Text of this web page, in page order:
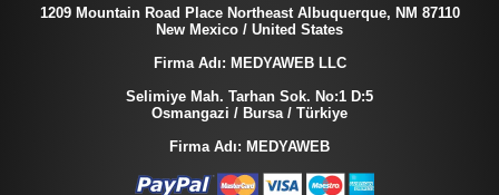
1209 Mountain Road Place Northeast Albuquerque, NM 87110
New Mexico / United States
Firma Adı: MEDYAWEB LLC
Selimiye Mah. Tarhan Sok. No:1 D:5
Osmangazi / Bursa / Türkiye
Firma Adı: MEDYAWEB